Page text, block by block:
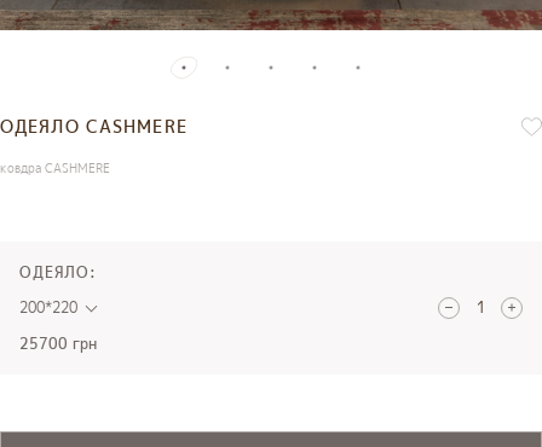
ОДЕЯЛО CASHMERE
ковдра CASHMERE
ОДЕЯЛО:
200*220
25700 грн